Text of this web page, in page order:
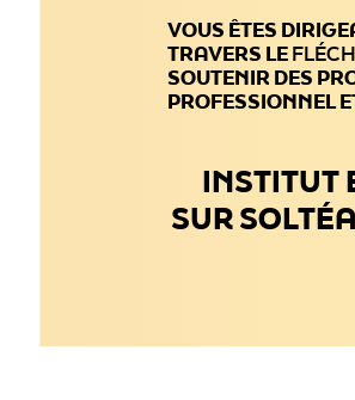
VOUS ÊTES
TRAVERS LE
SOUTENIR DES
PROFESSIONNEL
INSTITUT
SUR